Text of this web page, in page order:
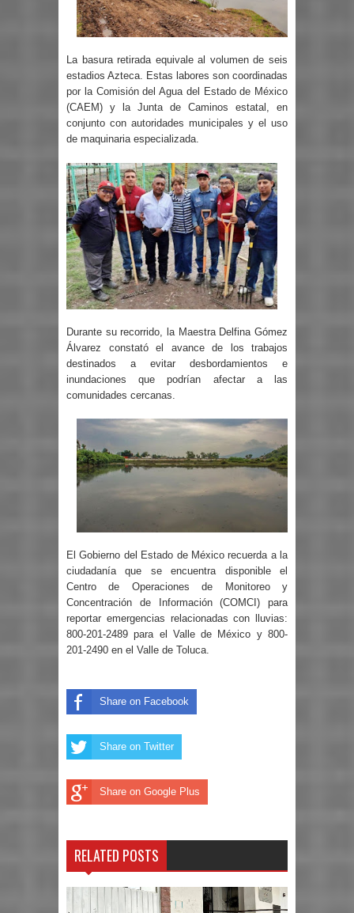
La basura retirada equivale al volumen de seis
estadios Azteca. Estas labores son coordinadas
por la Comisión del Agua del Estado de México
(CAEM) y la Junta de Caminos estatal, en
conjunto con autoridades municipales y el uso
de maquinaria especializada.
Durante su recorrido, la Maestra Delfina Gómez
Álvarez constató el avance de los trabajos
destinados a evitar desbordamientos e
inundaciones que podrían afectar a las
comunidades cercanas.
El Gobierno del Estado de México recuerda a la
ciudadanía que se encuentra disponible el
Centro de Operaciones de Monitoreo y
Concentración de Información (COMCI) para
reportar emergencias relacionadas con lluvias:
800-201-2489 para el Valle de México y 800-
201-2490 en el Valle de Toluca.
Share on Facebook
Share on Twitter
Share on Google Plus
RELATED POSTS